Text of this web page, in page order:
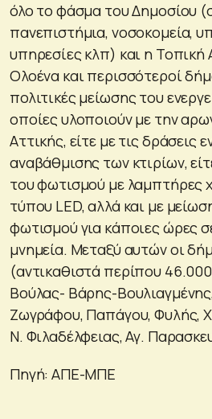
όλο το φάσμα του Δημοσίου
πανεπιστήμια, νοσοκομεία,
υπηρεσίες κλπ) και η Τοπική
Ολοένα και περισσότεροί
πολιτικές μείωσης του
οποίες υλοποιούν με την
Αττικής, είτε με τις δράσεις
αναβάθμισης των κτιρίων,
του φωτισμού με λαμπτήρες
τύπου LED, αλλά και με
φωτισμού για κάποιες ώρες
μνημεία. Μεταξύ αυτών οι
(αντικαθιστά περίπου
Βούλας- Βάρης-
Ζωγράφου, Παπάγου, Φυλής,
Ν. Φιλαδέλφειας, Αγ.
Πηγή: ΑΠΕ-ΜΠΕ